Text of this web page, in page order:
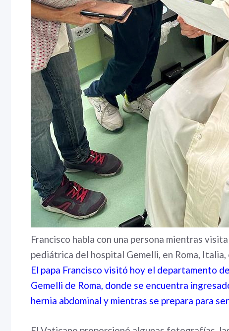
Francisco habla con una persona mientras
pediátrica del hospital Gemelli, en Roma,
El papa Francisco visitó hoy el departamento
Gemelli de Roma, donde se encuentra
hernia abdominal y mientras se prepara para